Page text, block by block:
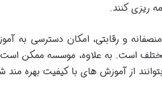
ریزی کنند.
و رقابتی، امکان دسترسی به
است. به علاوه، موسسه ممکن
از آموزش های با کیفیت بهره مند